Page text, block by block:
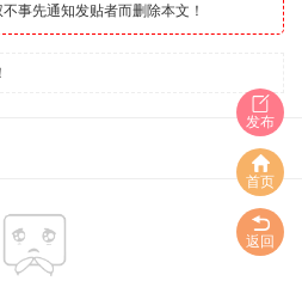
事先通知发贴者而删除本文！
发布
首页
返回